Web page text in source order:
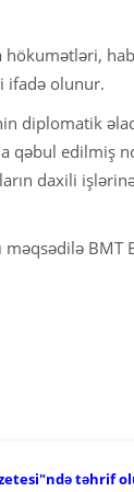
ifadə olunur.
diplomatik
qəbul edilmiş
daxili
məqsədilə
təhrif